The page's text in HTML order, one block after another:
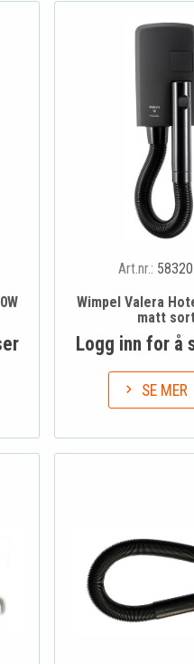
Art.nr.:
Wimpel Valera
matt
Logg inn for å
SE MER